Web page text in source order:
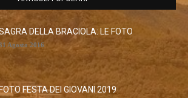
DELLA BRACIOLA: LE FOTO
Agosto 2016
FESTA DEI GIOVANI 2019